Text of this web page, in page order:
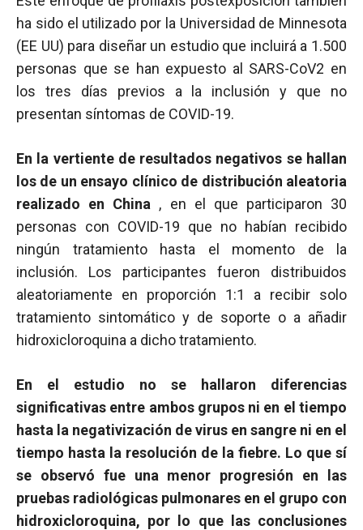
ha sido el utilizado por la Universidad de Minnesota
(EE UU) para diseñar un estudio que incluirá a 1.500
personas que se han expuesto al SARS-CoV2 en
los tres días previos a la inclusión y que no
presentan síntomas de COVID-19.
En la vertiente de resultados negativos se hallan
los de un ensayo clínico de distribución aleatoria
realizado en China , en el que participaron 30
personas con COVID-19 que no habían recibido
ningún tratamiento hasta el momento de la
inclusión. Los participantes fueron distribuidos
aleatoriamente en proporción 1:1 a recibir solo
tratamiento sintomático y de soporte o a añadir
hidroxicloroquina a dicho tratamiento.
En el estudio no se hallaron diferencias
significativas entre ambos grupos ni en el tiempo
hasta la negativización de virus en sangre ni en el
tiempo hasta la resolución de la fiebre. Lo que sí
se observó fue una menor progresión en las
pruebas radiológicas pulmonares en el grupo con
hidroxicloroquina, por lo que las conclusiones